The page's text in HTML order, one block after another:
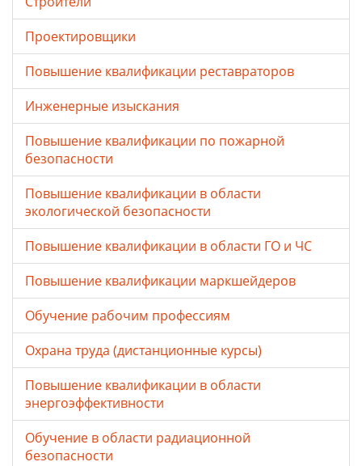
Проектировщики
Повышение квалификации реставраторов
Инженерные изыскания
Повышение квалификации по пожарной
безопасности
Повышение квалификации в области
экологической безопасности
Повышение квалификации в области ГО и ЧС
Повышение квалификации маркшейдеров
Обучение рабочим профессиям
Охрана труда (дистанционные курсы)
Повышение квалификации в области
энергоэффективности
Обучение в области радиационной
безопасности